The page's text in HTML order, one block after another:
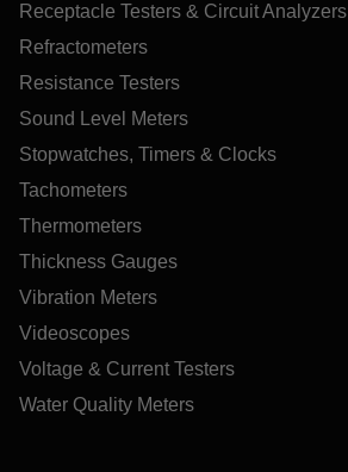
Receptacle Testers & Circuit Analyzers
Refractometers
Resistance Testers
Sound Level Meters
Stopwatches, Timers & Clocks
Tachometers
Thermometers
Thickness Gauges
Vibration Meters
Videoscopes
Voltage & Current Testers
Water Quality Meters